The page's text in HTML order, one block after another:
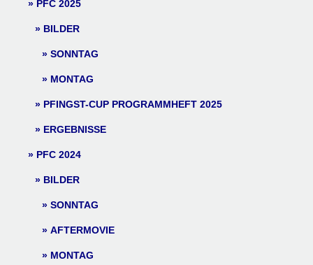
PFC 2025
BILDER
SONNTAG
MONTAG
PFINGST-CUP PROGRAMMHEFT 2025
ERGEBNISSE
PFC 2024
BILDER
SONNTAG
AFTERMOVIE
MONTAG